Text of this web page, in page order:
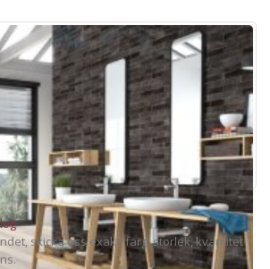
skicka oss exakt: färg, storlek, kvantitet